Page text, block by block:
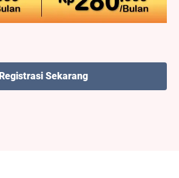
Registrasi Sekarang